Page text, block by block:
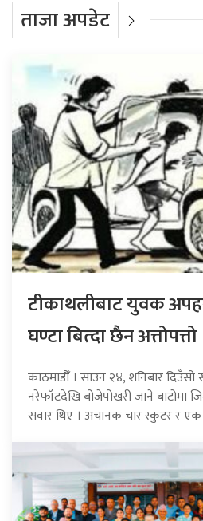
ताजा अपडेट
टीकाथलीबाट युवक
घण्टा बित्दा छैन अत्तोपत्तो
काठमाडौँ । साउन २४, शनिबार दिउँसो
नरेफाँटदेखि बोजेपोखरी जाने बाटोमा
सवार थिए । अचानक चार स्कुटर र एक